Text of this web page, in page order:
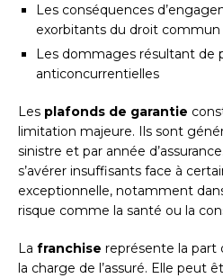
Les conséquences
exorbitants du droit commun
Les dommages résultant de
anticoncurrentielles
Les plafonds de garantie
limitation majeure. Ils sont
sinistre et par année
s’avérer insuffisants face à
exceptionnelle, notamment
risque comme la santé ou la
La franchise représente la part
la charge de l’assuré. Elle peut